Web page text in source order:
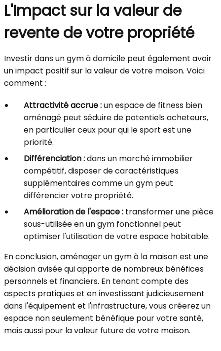
L'Impact sur la valeur de
revente de votre propriété
Investir dans un gym à domicile peut également avoir
un impact positif sur la valeur de votre maison. Voici
comment :
Attractivité accrue :un espace de fitness bien
aménagé peut séduire de potentiels acheteurs,
en particulier ceux pour qui le sport est une
priorité.
Différenciation :dans un marché immobilier
compétitif, disposer de caractéristiques
supplémentaires comme un gym peut
différencier votre propriété.
Amélioration de l'espace : transformer une pièce
sous-utilisée en un gym fonctionnel peut
optimiser l'utilisation de votre espace habitable.
En conclusion, aménager un gym à la maison est une
décision avisée qui apporte de nombreux bénéfices
personnels et financiers. En tenant compte des
aspects pratiques et en investissant judicieusement
dans l'équipement et l'infrastructure, vous créerez un
espace non seulement bénéfique pour votre santé,
mais aussi pour la valeur future de votre maison.